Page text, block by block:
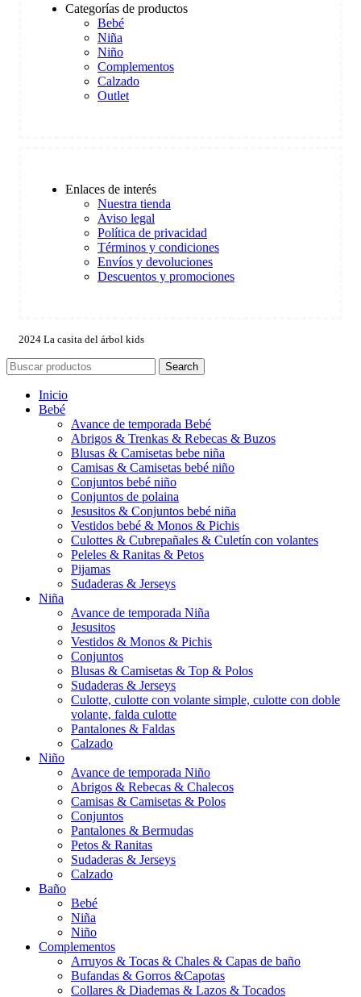
Categorías de productos
Bebé
Niña
Niño
Complementos
Calzado
Outlet
Enlaces de interés
Nuestra tienda
Aviso legal
Política de privacidad
Términos y condiciones
Envíos y devoluciones
Descuentos y promociones
2024 La casita del árbol kids
Search
Inicio
Bebé
Avance de temporada Bebé
Abrigos & Trenkas & Rebecas & Buzos
Blusas & Camisetas bebe niña
Camisas & Camisetas bebé niño
Conjuntos bebé niño
Conjuntos de polaina
Jesusitos & Conjuntos bebé niña
Vestidos bebé & Monos & Pichis
Culottes & Cubrepañales & Culetín con volantes
Peleles & Ranitas & Petos
Pijamas
Sudaderas & Jerseys
Niña
Avance de temporada Niña
Jesusitos
Vestidos & Monos & Pichis
Conjuntos
Blusas & Camisetas & Top & Polos
Sudaderas & Jerseys
Culotte, culotte con volante simple, culotte con doble
volante, falda culotte
Pantalones & Faldas
Calzado
Niño
Avance de temporada Niño
Abrigos & Rebecas & Chalecos
Camisas & Camisetas & Polos
Conjuntos
Pantalones & Bermudas
Petos & Ranitas
Sudaderas & Jerseys
Calzado
Baño
Bebé
Niña
Niño
Complementos
Arruyos & Tocas & Chales & Capas de baño
Bufandas & Gorros &Capotas
Collares & Diademas & Lazos & Tocados